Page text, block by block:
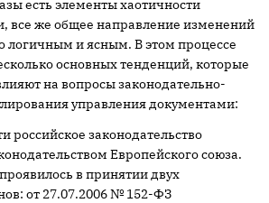
есть элементы хаотичности
все же общее направление изменений
логичным и ясным. В этом процессе
основных тенденций, которые
на вопросы законодательно-
управления документами:
российское законодательство
Европейского союза.
в принятии двух
от 27.07.2006 № 152-ФЗ